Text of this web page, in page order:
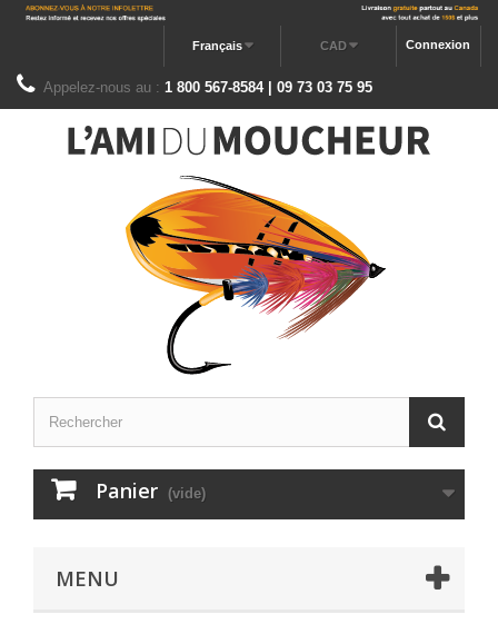
Connexion
CAD
Français
Appelez-nous au : 1 800 567-8584 | 09 73 03 75 95
Panier (vide)
MENU